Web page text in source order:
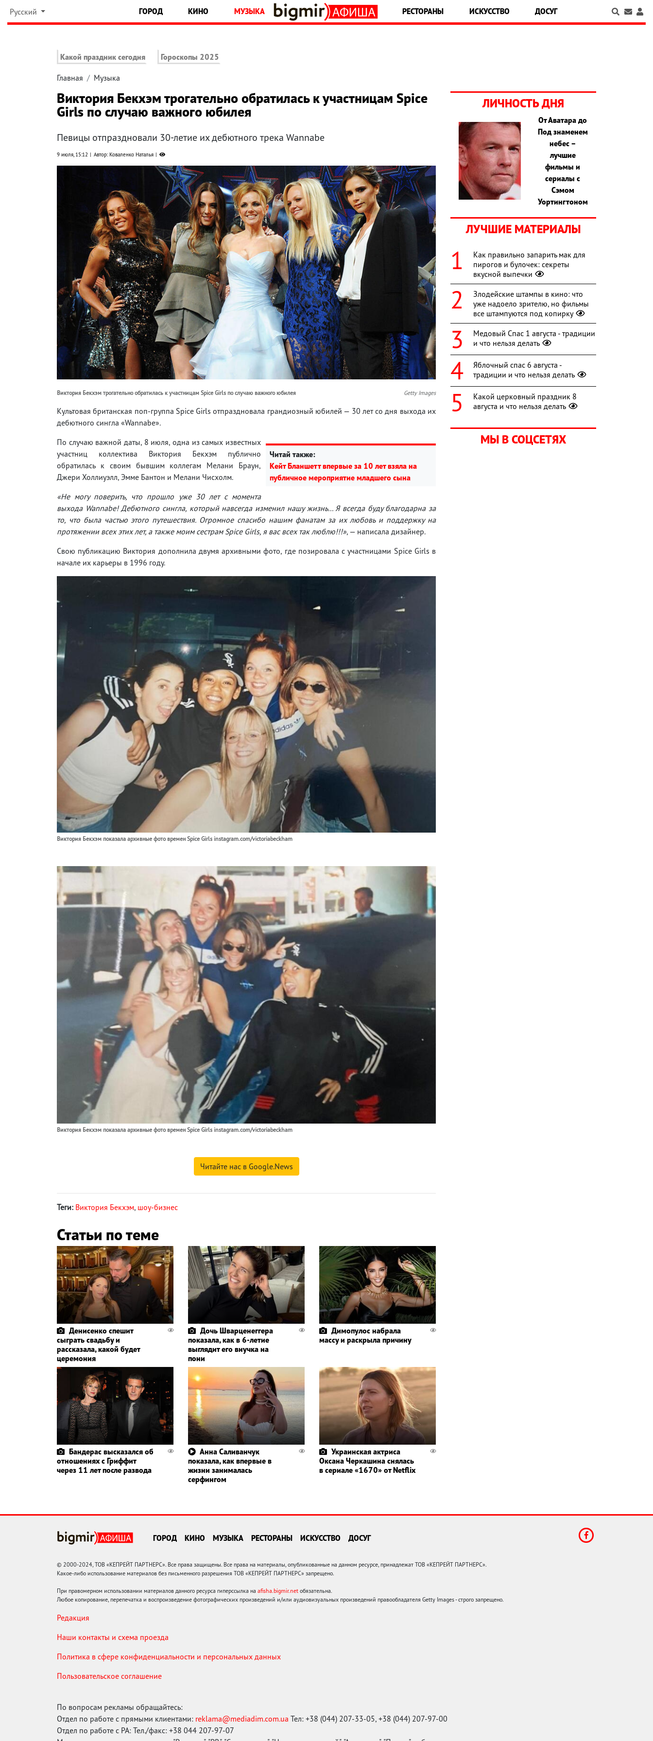
Русский ГОРОД КИНО МУЗЫКА РЕСТОРАНЫ ИСКУССТВО ДОСУГ
Какой праздник сегодня Гороскопы 2025
Главная Музыка
Виктория Бекхэм трогательно обратилась к участницам Spice
Girls по случаю важного юбилея
Певицы отпраздновали 30-летие их дебютного трека Wannabe
9 июля, 15:12 Автор: Коваленко Наталья
Виктория Бекхэм трогательно обратилась к участницам Spice Girls по случаю важного юбилея Getty Images
Культовая британская поп-группа Spice Girls отпраздновала грандиозный юбилей — 30 лет со дня выхода их
дебютного сингла «Wannabe».
Читай также:
Кейт Бланшетт впервые за 10 лет взяла на
публичное мероприятие младшего сына
По случаю важной даты, 8 июля, одна из самых известных
участниц коллектива Виктория Бекхэм публично
обратилась к своим бывшим коллегам Мелани Браун,
Джери Холлиуэлл, Эмме Бантон и Мелани Чисхолм.
«Не могу поверить, что прошло уже 30 лет с момента
выхода Wannabe! Дебютного сингла, который навсегда изменил нашу жизнь... Я всегда буду благодарна за
то, что была частью этого путешествия. Огромное спасибо нашим фанатам за их любовь и поддержку на
протяжении всех этих лет, а также моим сестрам Spice Girls, я вас всех так люблю!!!», — написала дизайнер.
Свою публикацию Виктория дополнила двумя архивными фото, где позировала с участницами Spice Girls в
начале их карьеры в 1996 году.
Виктория Бекхэм показала архивные фото времен Spice Girls instagram.com/victoriabeckham
Виктория Бекхэм показала архивные фото времен Spice Girls instagram.com/victoriabeckham
Читайте нас в Google.News
Теги: Виктория Бекхэм, шоу-бизнес
Статьи по теме
Денисенко спешит
сыграть свадьбу и
рассказала, какой будет
церемония
Дочь Шварценеггера
показала, как в 6-летие
выглядит его внучка на
пони
Димопулос набрала
массу и раскрыла причину
Бандерас высказался об
отношениях с Гриффит
через 11 лет после развода
Анна Саливанчук
показала, как впервые в
жизни занималась
серфингом
Украинская актриса
Оксана Черкашина снялась
в сериале «1670» от Netflix
ЛИЧНОСТЬ ДНЯ
От Аватара до
Под знаменем
небес –
лучшие
фильмы и
сериалы с
Сэмом
Уортингтоном
ЛУЧШИЕ МАТЕРИАЛЫ
Как правильно запарить мак для
пирогов и булочек: секреты
вкусной выпечки
Злодейские штампы в кино: что
уже надоело зрителю, но фильмы
все штампуются под копирку
Медовый Спас 1 августа - традиции
и что нельзя делать
Яблочный спас 6 августа -
традиции и что нельзя делать
Какой церковный праздник 8
августа и что нельзя делать
МЫ В СОЦСЕТЯХ
ГОРОД КИНО МУЗЫКА РЕСТОРАНЫ ИСКУССТВО ДОСУГ
© 2000-2024, ТОВ «КЕПРЕЙТ ПАРТНЕРС». Все права защищены. Все права на материалы, опубликованные на данном ресурсе, принадлежат ТОВ «КЕПРЕЙТ ПАРТНЕРС».
Какое-либо использование материалов без письменного разрешения ТОВ «КЕПРЕЙТ ПАРТНЕРС» запрещено.
При правомерном использовании материалов данного ресурса гиперссылка на afisha.bigmir.net обязательна.
Любое копирование, перепечатка и воспроизведение фотографических произведений и/или аудиовизуальных произведений правообладателя Getty Images - строго запрещено.
Редакция
Наши контакты и схема проезда
Политика в сфере конфиденциальности и персональных данных
Пользовательское соглашение
По вопросам рекламы обращайтесь:
Отдел по работе с прямыми клиентами: reklama@mediadim.com.ua Тел: +38 (044) 207-33-05, +38 (044) 207-97-00
Отдел по работе с РА: Тел./факс: +38 044 207-97-07